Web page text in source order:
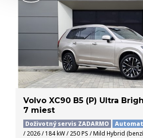
Volvo XC90 B5 (P) Ultra
7 miest
Doživotný servis ZADARMO Automat
/ 2026 / 184 kW / 250 PS / Mild Hybrid